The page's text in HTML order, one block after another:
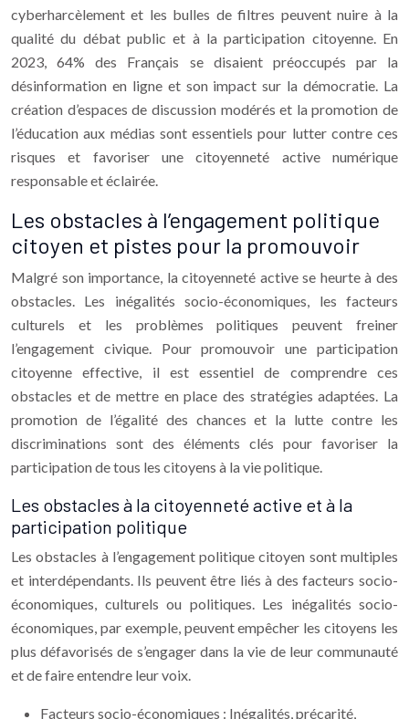
cyberharcèlement et les bulles de filtres peuvent nuire à la
qualité du débat public et à la participation citoyenne. En
2023, 64% des Français se disaient préoccupés par la
désinformation en ligne et son impact sur la démocratie. La
création d’espaces de discussion modérés et la promotion de
l’éducation aux médias sont essentiels pour lutter contre ces
risques et favoriser une citoyenneté active numérique
responsable et éclairée.
Les obstacles à l’engagement politique
citoyen et pistes pour la promouvoir
Malgré son importance, la citoyenneté active se heurte à des
obstacles. Les inégalités socio-économiques, les facteurs
culturels et les problèmes politiques peuvent freiner
l’engagement civique. Pour promouvoir une participation
citoyenne effective, il est essentiel de comprendre ces
obstacles et de mettre en place des stratégies adaptées. La
promotion de l’égalité des chances et la lutte contre les
discriminations sont des éléments clés pour favoriser la
participation de tous les citoyens à la vie politique.
Les obstacles à la citoyenneté active et à la
participation politique
Les obstacles à l’engagement politique citoyen sont multiples
et interdépendants. Ils peuvent être liés à des facteurs socio-
économiques, culturels ou politiques. Les inégalités socio-
économiques, par exemple, peuvent empêcher les citoyens les
plus défavorisés de s’engager dans la vie de leur communauté
et de faire entendre leur voix.
Facteurs socio-économiques : Inégalités, précarité,